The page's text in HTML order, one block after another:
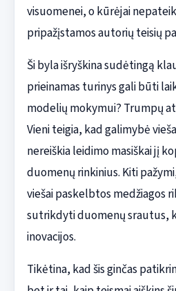
visuomenei, o kūrėjai
pripažįstamos autorių teisių
Ši byla išryškina sudėtingą
prieinamas turinys gali būti
modelių mokymui? Trumpų
Vieni teigia, kad galimybė
nereiškia leidimo masiškai jį
duomenų rinkinius. Kiti
viešai paskelbtos medžiagos
sutrikdyti duomenų srautus,
inovacijos.
Tikėtina, kad šis ginčas